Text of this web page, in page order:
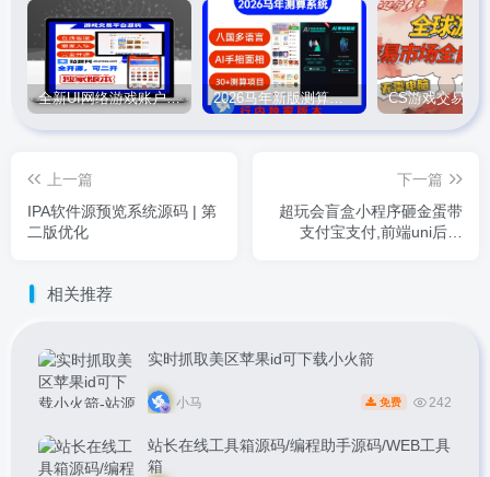
全新UI网络游戏账户交易平台系统 全开源版本 2026马年新版测算系统源码
上一篇
IPA软件源预览系统源码 | 第
二版优化
下一篇
超玩会盲盒小程序砸金蛋带
支付宝支付,前端uni后端
相关推荐
实时抓取美区苹果id可下载小火箭
小马 免费 242
站长在线工具箱源码/编程助手源码/WEB工具
箱